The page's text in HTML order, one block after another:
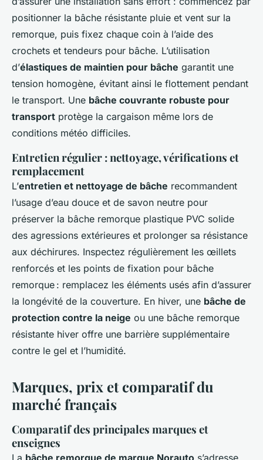
positionner la bâche résistante pluie et vent sur la
remorque, puis fixez chaque coin à l’aide des
crochets et tendeurs pour bâche. L’utilisation
d’élastiques de maintien pour bâche garantit une
tension homogène, évitant ainsi le flottement pendant
le transport. Une bâche couvrante robuste pour
transport protège la cargaison même lors de
conditions météo difficiles.
Entretien régulier : nettoyage, vérifications et
remplacement
L’entretien et nettoyage de bâche recommandent
l’usage d’eau douce et de savon neutre pour
préserver la bâche remorque plastique PVC solide
des agressions extérieures et prolonger sa résistance
aux déchirures. Inspectez régulièrement les œillets
renforcés et les points de fixation pour bâche
remorque : remplacez les éléments usés afin d’assurer
la longévité de la couverture. En hiver, une bâche de
protection contre la neige ou une bâche remorque
résistante hiver offre une barrière supplémentaire
contre le gel et l’humidité.
Marques, prix et comparatif du
marché français
Comparatif des principales marques et
enseignes